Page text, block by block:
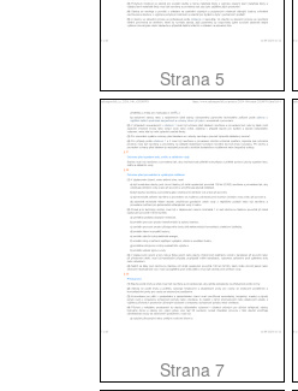
Strana 5
Strana 7